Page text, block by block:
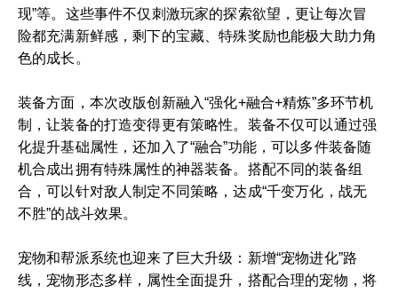
现”等。这些事件不仅刺激玩家的探索欲望，更让每次冒
险都充满新鲜感，剩下的宝藏、特殊奖励也能极大助力角
色的成长。
装备方面，本次改版创新融入“强化+融合+精炼”多环节机
制，让装备的打造变得更有策略性。装备不仅可以通过强
化提升基础属性，还加入了“融合”功能，可以多件装备随
机合成出拥有特殊属性的神器装备。搭配不同的装备组
合，可以针对敌人制定不同策略，达成“千变万化，战无
不胜”的战斗效果。
宠物和帮派系统也迎来了巨大升级：新增“宠物进化”路
线，宠物形态多样，属性全面提升，搭配合理的宠物，将